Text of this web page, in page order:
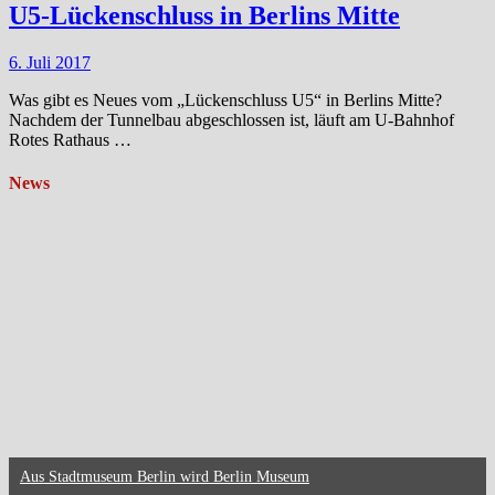
U5-Lückenschluss in Berlins Mitte
6. Juli 2017
Was gibt es Neues vom „Lückenschluss U5“ in Berlins Mitte?
Nachdem der Tunnelbau abgeschlossen ist, läuft am U-Bahnhof
Rotes Rathaus …
News
Aus Stadtmuseum Berlin wird Berlin Museum